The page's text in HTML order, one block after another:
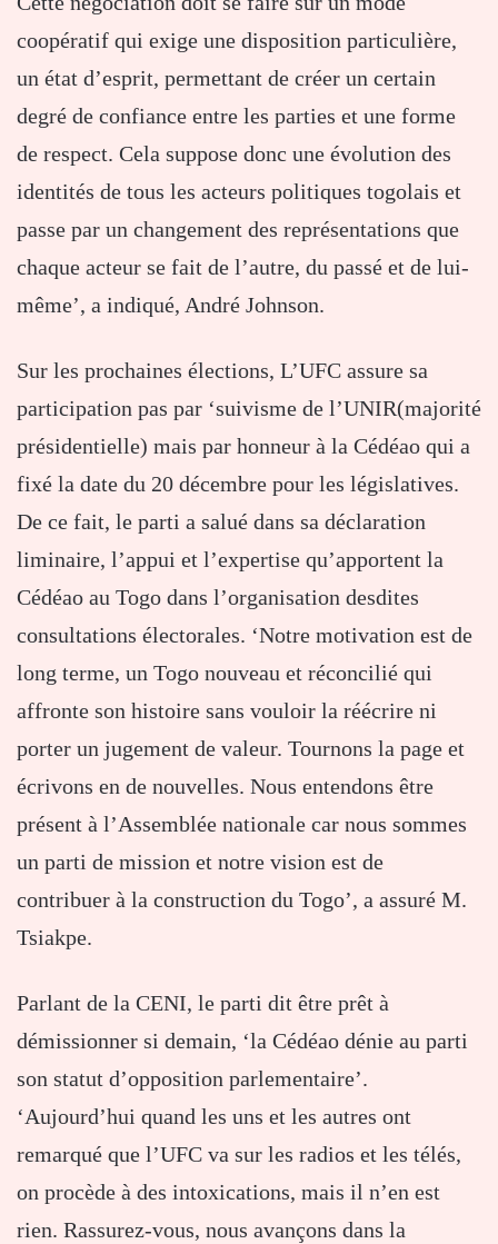
coopératif qui exige une disposition particulière,
un état d’esprit, permettant de créer un certain
degré de confiance entre les parties et une forme
de respect. Cela suppose donc une évolution des
identités de tous les acteurs politiques togolais et
passe par un changement des représentations que
chaque acteur se fait de l’autre, du passé et de lui-
même’, a indiqué, André Johnson.
Sur les prochaines élections, L’UFC assure sa
participation pas par ‘suivisme de l’UNIR(majorité
présidentielle) mais par honneur à la Cédéao qui a
fixé la date du 20 décembre pour les législatives.
De ce fait, le parti a salué dans sa déclaration
liminaire, l’appui et l’expertise qu’apportent la
Cédéao au Togo dans l’organisation desdites
consultations électorales. ‘Notre motivation est de
long terme, un Togo nouveau et réconcilié qui
affronte son histoire sans vouloir la réécrire ni
porter un jugement de valeur. Tournons la page et
écrivons en de nouvelles. Nous entendons être
présent à l’Assemblée nationale car nous sommes
un parti de mission et notre vision est de
contribuer à la construction du Togo’, a assuré M.
Tsiakpe.
Parlant de la CENI, le parti dit être prêt à
démissionner si demain, ‘la Cédéao dénie au parti
son statut d’opposition parlementaire’.
‘Aujourd’hui quand les uns et les autres ont
remarqué que l’UFC va sur les radios et les télés,
on procède à des intoxications, mais il n’en est
rien. Rassurez-vous, nous avançons dans la